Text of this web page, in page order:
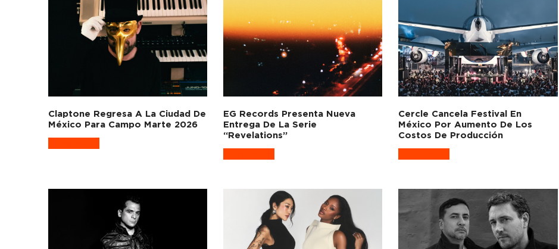
Claptone Regresa A La Ciudad De
México Para Campo Marte 2026
EG Records Presenta Nueva
Entrega De La Serie
“Revelations”
Cercle Cancela Festival En
México Por Aumento De Los
Costos De Producción